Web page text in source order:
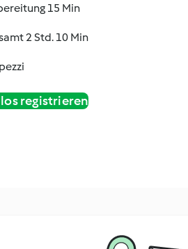
15 Min
2 Std. 10 Min
registrieren